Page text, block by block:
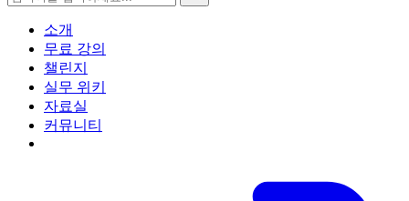
소개
무료 강의
챌린지
실무 위키
자료실
커뮤니티